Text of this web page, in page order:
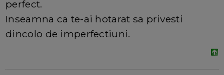
perfect.
Inseamna ca te-ai hotarat sa privesti
dincolo de imperfectiuni.